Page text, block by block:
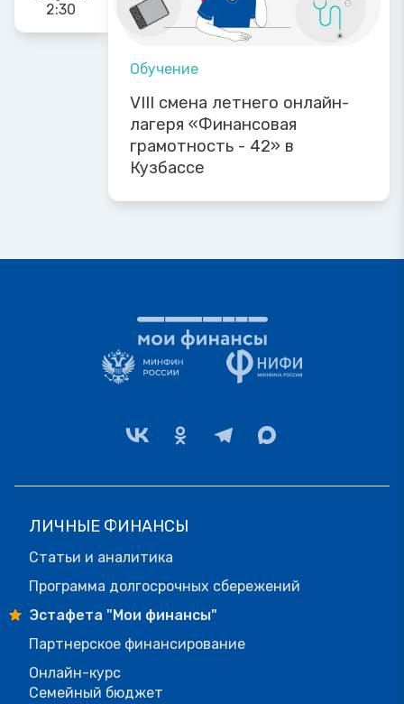
2:30
Обучение
VIII смена летнего онлайн-
лагеря «Финансовая
грамотность - 42» в
Кузбассе
ЛИЧНЫЕ ФИНАНСЫ
Статьи и аналитика
Программа долгосрочных сбережений
Эстафета "Мои финансы"
Партнерское финансирование
Онлайн-курс
Семейный бюджет